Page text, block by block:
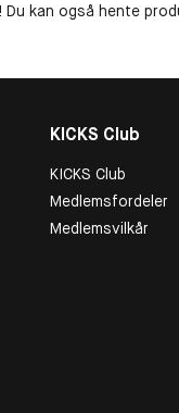
kan også hente
KICKS Club
KICKS Club
Medlemsfordeler
Medlemsvilkår